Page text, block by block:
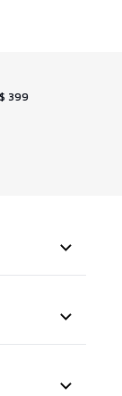
399